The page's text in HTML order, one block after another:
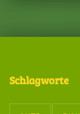
Schlagworte